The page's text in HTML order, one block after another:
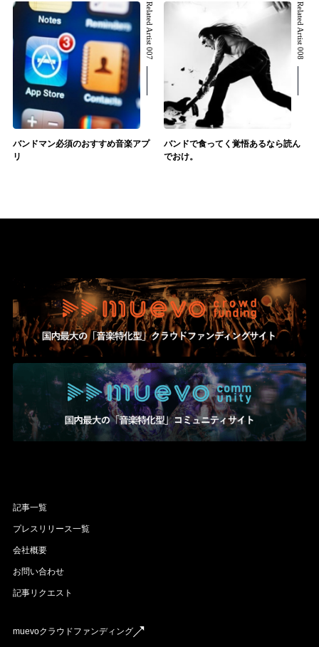
Related Artist 007
バンドマン必須のおすすめ音楽アプ
リ
Related Artist 008
バンドで食ってく覚悟あるなら読ん
でおけ。
記事一覧
プレスリリース一覧
会社概要
お問い合わせ
記事リクエスト
muevoクラウドファンディング